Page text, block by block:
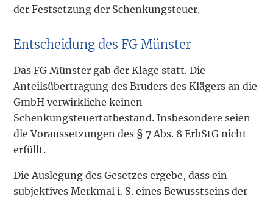
der Festsetzung der Schenkungsteuer.
Entscheidung des FG Münster
Das FG Münster gab der Klage statt. Die
Anteilsübertragung des Bruders des Klägers an die
GmbH verwirkliche keinen
Schenkungsteuertatbestand. Insbesondere seien
die Voraussetzungen des § 7 Abs. 8 ErbStG nicht
erfüllt.
Die Auslegung des Gesetzes ergebe, dass ein
subjektives Merkmal i. S. eines Bewusstseins der